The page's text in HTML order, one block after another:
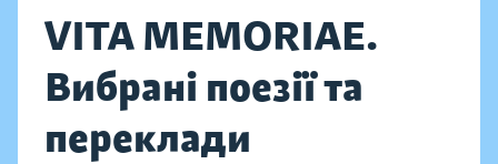
VITA MEMORIAE.
Вибрані поезії та
переклади